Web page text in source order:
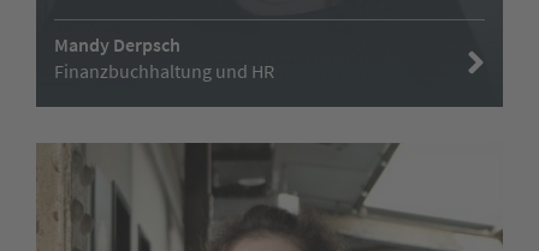
Mandy Derpsch
Finanzbuchhaltung und HR